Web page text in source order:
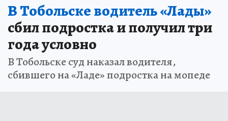
В Тобольске водитель «Лады»
сбил подростка и получил три
года условно
В Тобольске суд наказал водителя,
сбившего на «Ладе» подростка на мопеде